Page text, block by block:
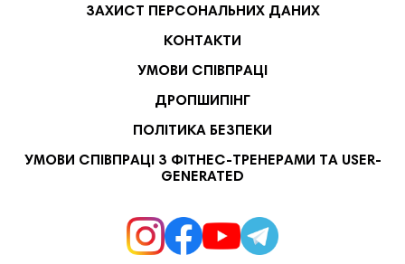
ЗАХИСТ ПЕРСОНАЛЬНИХ ДАНИХ
КОНТАКТИ
УМОВИ СПІВПРАЦІ
ДРОПШИПІНГ
ПОЛІТИКА БЕЗПЕКИ
УМОВИ СПІВПРАЦІ З ФІТНЕС-ТРЕНЕРАМИ ТА USER-
GENERATED